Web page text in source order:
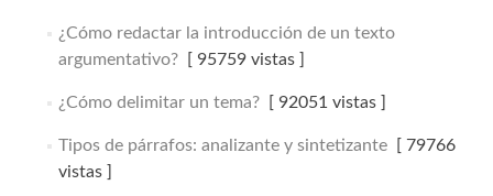
¿Cómo redactar la introducción de un texto
argumentativo?[ 95759 vistas ]
¿Cómo delimitar un tema?[ 92051 vistas ]
Tipos de párrafos: analizante y sintetizante[ 79766
vistas ]